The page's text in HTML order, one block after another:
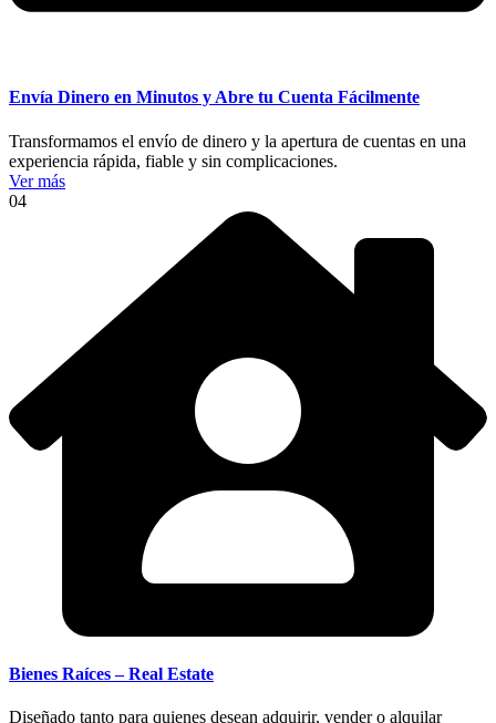
Envía Dinero en Minutos y Abre tu Cuenta Fácilmente
Transformamos el envío de dinero y la apertura de cuentas en una
experiencia rápida, fiable y sin complicaciones.
Ver más
04
Bienes Raíces – Real Estate
Diseñado tanto para quienes desean adquirir, vender o alquilar